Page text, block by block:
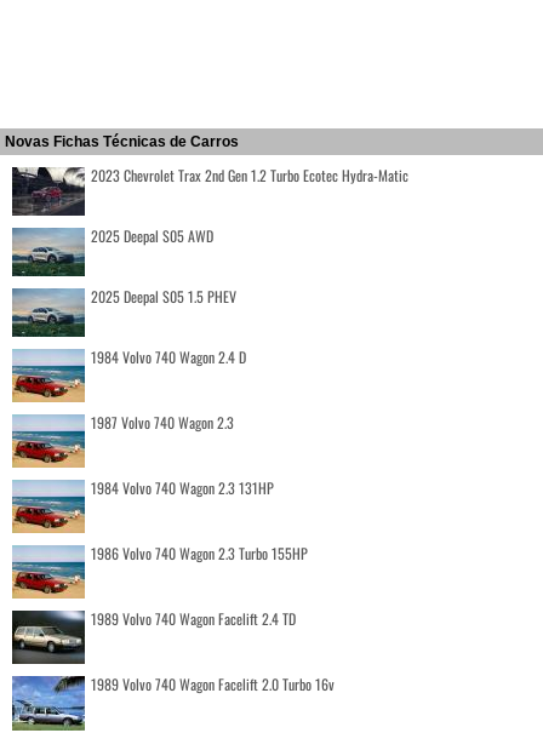
Novas Fichas Técnicas de Carros
2023 Chevrolet Trax 2nd Gen 1.2 Turbo Ecotec Hydra-Matic
2025 Deepal S05 AWD
2025 Deepal S05 1.5 PHEV
1984 Volvo 740 Wagon 2.4 D
1987 Volvo 740 Wagon 2.3
1984 Volvo 740 Wagon 2.3 131HP
1986 Volvo 740 Wagon 2.3 Turbo 155HP
1989 Volvo 740 Wagon Facelift 2.4 TD
1989 Volvo 740 Wagon Facelift 2.0 Turbo 16v